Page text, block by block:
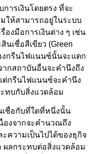
ารเงินโดยตรง ที่จะ
ให้สามารถอยู่ในระบบ
งมือการเงินต่าง ๆ เช่น
นเชื่อสีเขียว (Green
งกรีนไฟแนนซ์นั้นจะแตก
ากสถาบันอื่นจะคำนึงถึง
ต่กรีนไฟแนนซ์จะคำนึง
ทบกับสิ่งแวดล้อม
เชื่อกับที่ใดที่หนึ่งนั้น
องจากจะคำนวณถึง
ความเป็นไปได้ของธุกิจ
ลกระทบต่อสิ่งแวดล้อม